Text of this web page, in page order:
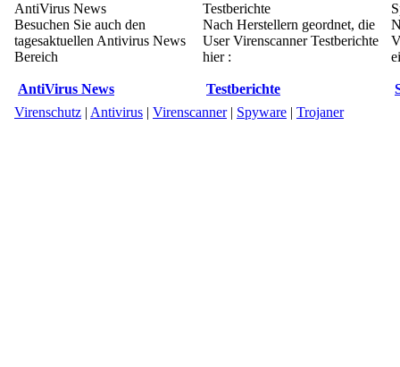
AntiVirus News
Besuchen Sie auch den
tagesaktuellen Antivirus News
Bereich
AntiVirus News
Testberichte
Nach Herstellern geordnet, die
User Virenscanner Testberichte
hier :
Testberichte
Virenschutz | Antivirus | Virenscanner| Spyware | Trojaner